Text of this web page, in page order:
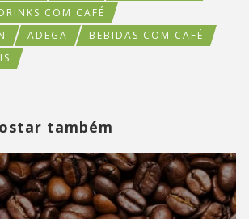
COM CAFÉ
ADEGA
BEBIDAS COM CAFÉ
também